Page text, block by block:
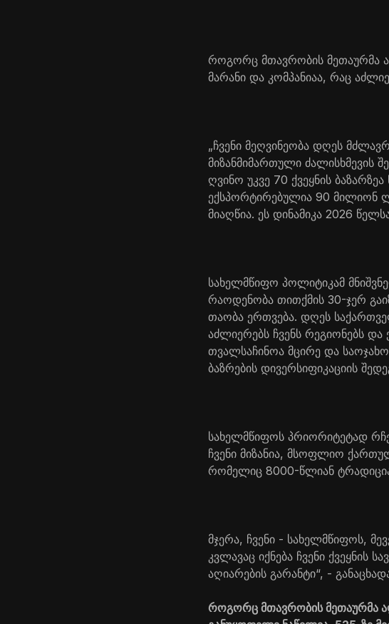
როგორც მთავრობის მეთაურმა
მარანი და კომპანიაა, რაც
„ჩვენი მეღვინეობა დღეს
მიზანმიმართული
ღვინო უკვე 70 ქვეყნის
ექსპორტირებულია 90
მიაღწია. ეს დინამიკა 2026
სახელმწიფო პოლიტიკამ
რაოდენობა თითქმის 30-ჯერ
თაობა ერთვება. დღეს
აძლიერებს ჩვენს რეგიონებს
თვალსაჩინოა მცირე და
ბაზრების დივერსიფიკაციის
სახელმწიფოს პრიორიტეტად
ჩვენი მიზანია, მსოფლიო
რომელიც 8000-წლიან
მჯერა, ჩვენი - სახელმწიფოს,
კვლავაც იქნება ჩვენი ქვეყნის
აღიარების გარანტი“, -
როგორც მთავრობის მეთაურმა